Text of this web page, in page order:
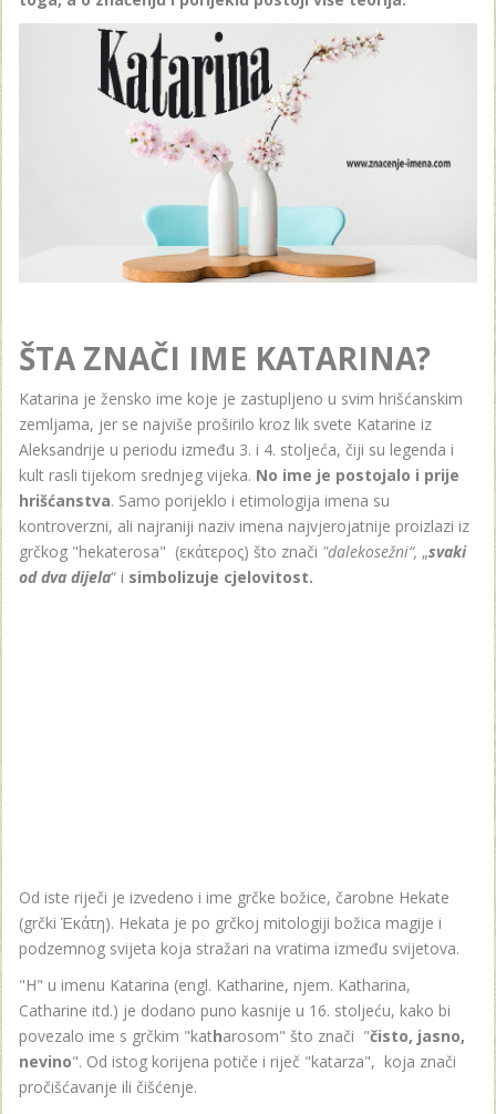
ŠTA ZNAČI IME KATARINA?
Katarina je žensko ime koje je zastupljeno u svim hrišćanskim
zemljama, jer se najviše proširilo kroz lik svete Katarine iz
Aleksandrije u periodu između 3. i 4. stoljeća, čiji su legenda i
kult rasli tijekom srednjeg vijeka. No ime je postojalo i prije
hrišćanstva. Samo porijeklo i etimologija imena su
kontroverzni, ali najraniji naziv imena najvjerojatnije proizlazi iz
grčkog "hekaterosa" (εκάτερος) što znači "dalekosežni“, „svaki
od dva dijela“ i simbolizuje cjelovitost.
Od iste riječi je izvedeno i ime grčke božice, čarobne Hekate
(grčki Ἑκάτη). Hekata je po grčkoj mitologiji božica magije i
podzemnog svijeta koja stražari na vratima između svijetova.
"H" u imenu Katarina (engl. Katharine, njem. Katharina,
Catharine itd.) je dodano puno kasnije u 16. stoljeću, kako bi
povezalo ime s grčkim "katharosom" što znači "čisto, jasno,
nevino". Od istog korijena potiče i riječ "katarza", koja znači
pročišćavanje ili čišćenje.